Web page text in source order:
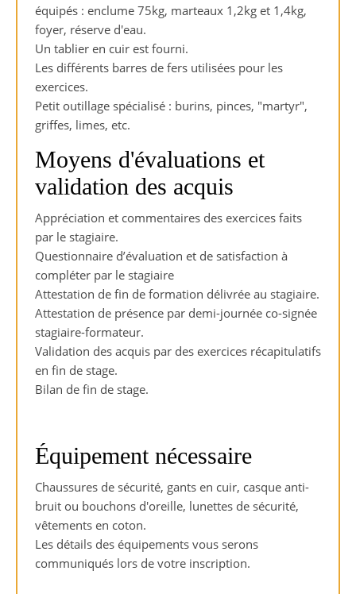
équipés : enclume 75kg, marteaux 1,2kg et 1,4kg,
foyer, réserve d'eau.
Un tablier en cuir est fourni.
Les différents barres de fers utilisées pour les
exercices.
Petit outillage spécialisé : burins, pinces, "martyr",
griffes, limes, etc.
Moyens d'évaluations et
validation des acquis
Appréciation et commentaires des exercices faits
par le stagiaire.
Questionnaire d’évaluation et de satisfaction à
compléter par le stagiaire
Attestation de fin de formation délivrée au stagiaire.
Attestation de présence par demi-journée co-signée
stagiaire-formateur.
Validation des acquis par des exercices récapitulatifs
en fin de stage.
Bilan de fin de stage.
Équipement nécessaire
Chaussures de sécurité, gants en cuir, casque anti-
bruit ou bouchons d'oreille, lunettes de sécurité,
vêtements en coton.
Les détails des équipements vous serons
communiqués lors de votre inscription.